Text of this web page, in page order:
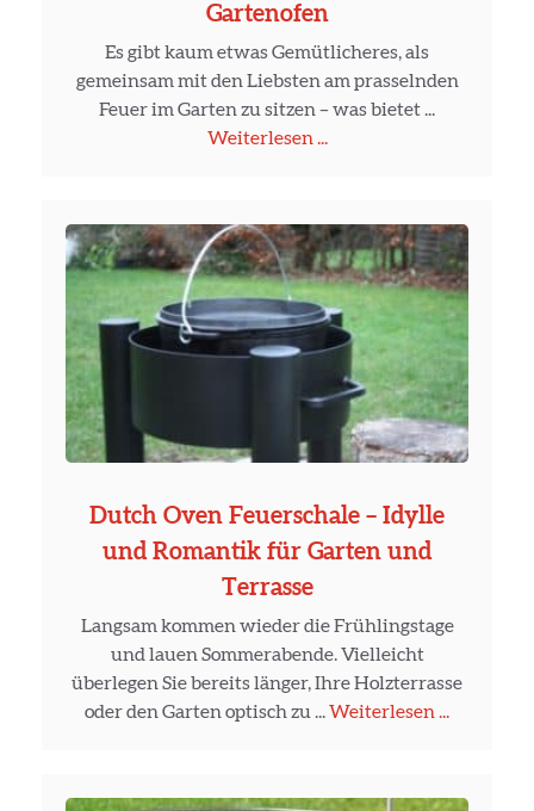
Gartenofen
Es gibt kaum etwas Gemütlicheres, als
gemeinsam mit den Liebsten am prasselnden
Feuer im Garten zu sitzen – was bietet ...
Weiterlesen ...
Dutch Oven Feuerschale – Idylle
und Romantik für Garten und
Terrasse
Langsam kommen wieder die Frühlingstage
und lauen Sommerabende. Vielleicht
überlegen Sie bereits länger, Ihre Holzterrasse
oder den Garten optisch zu ...Weiterlesen ...